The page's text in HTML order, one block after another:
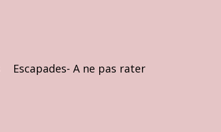
Escapades- A ne pas rater